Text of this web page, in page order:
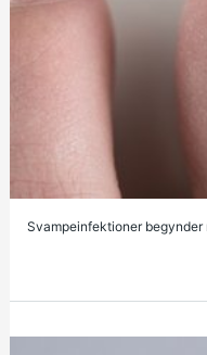
Svampeinfektioner